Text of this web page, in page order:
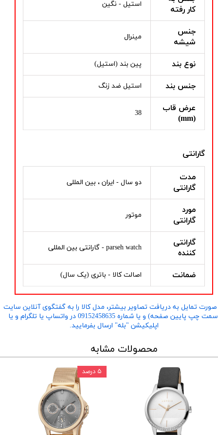
کار رفته
استیل - نگین
جنس
شیشه
مینرال
نوع بند پین بند (استیل)
جنس بند استیل ضد زنگ
عرض قاب
(mm)
38
گارانتی
مدت
گارانتی
دو سال - ایران ، بین المللی
مورد
گارانتی
موتور
گارانتی
کننده
parseh watch - گارانتی بین المللی
ضمانت اصالت کالا - باتری (یک سال)
تمایل به دریافت تصاویر بیشتر، مدل کالا را به گفتگوی آنلاین سایت
​​​​​​​(سمت چپ پایین صفحه) و یا شماره 09152458635 در واتساپ یا تلگرام و یا
اپلیکیشن "بله" ارسال بفرمایید.
محصولات مشابه
۵ درصد